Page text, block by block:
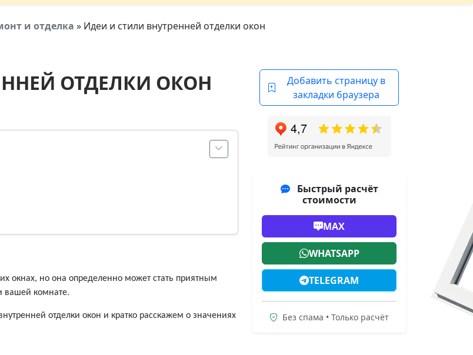
и отделка » Идеи и стили внутренней отделки окон
ОТДЕЛКИ ОКОН
окнах, но она определенно может стать приятным
вашей комнате.
отделки окон и кратко расскажем о значениях
Добавить страницу в
закладки браузера
Быстрый расчёт
стоимости
MAX
WHATSAPP
TELEGRAM
Без спама • Только расчёт